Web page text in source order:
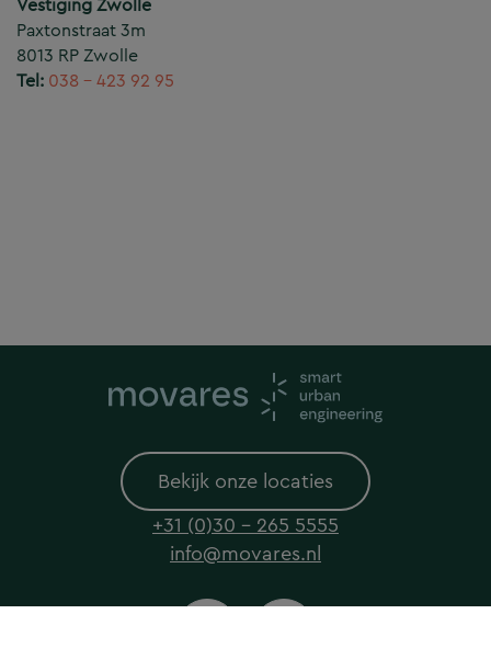
Vestiging Zwolle
Paxtonstraat 3m
8013 RP Zwolle
Tel: 038 – 423 92 95
Bekijk onze locaties
+31 (0)30 - 265 5555
info@movares.nl